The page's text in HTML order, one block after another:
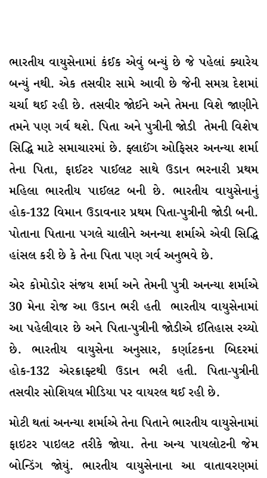
ભારતીય વાયુસેનામાં કંઈક એવું બન્યું છે જે પહેલાં ક્યારેય
બન્યું નથી. એક તસવીર સામે આવી છે જેની સમગ્ર દેશમાં
ચર્ચા થઈ રહી છે. તસવીર જોઈને અને તેમના વિશે જાણીને
તમને પણ ગર્વ થશે. પિતા અને પુત્રીની જોડી તેમની વિશેષ
સિદ્ધિ માટે સમાચારમાં છે. ફ્લાઈંગ ઓફિસર અનન્યા શર્મા
તેના પિતા, ફાઈટર પાઈલટ સાથે ઉડાન ભરનારી પ્રથમ
મહિલા ભારતીય પાઈલટ બની છે. ભારતીય વાયુસેનાનું
હોક-132 વિમાન ઉડાવનાર પ્રથમ પિતા-પુત્રીની જોડી બની.
પોતાના પિતાના પગલે ચાલીને અનન્યા શર્માએ એવી સિદ્ધિ
હાંસલ કરી છે કે તેના પિતા પણ ગર્વ અનુભવે છે.
એર કોમોડોર સંજય શર્મા અને તેમની પુત્રી અનન્યા શર્માએ
30 મેના રોજ આ ઉડાન ભરી હતી ભારતીય વાયુસેનામાં
આ પહેલીવાર છે અને પિતા-પુત્રીની જોડીએ ઈતિહાસ રચ્યો
છે. ભારતીય વાયુસેના અનુસાર, કર્ણાટકના બિદરમાં
હોક-132 એરક્રાફ્ટથી ઉડાન ભરી હતી. પિતા-પુત્રીની
તસવીર સોશિયલ મીડિયા પર વાયરલ થઈ રહી છે.
મોટી થતાં અનન્યા શર્માએ તેના પિતાને ભારતીય વાયુસેનામાં
ફાઇટર પાઇલટ તરીકે જોયા. તેના અન્ય પાયલોટની જેમ
બોન્ડિંગ જોયું. ભારતીય વાયુસેનાના આ વાતાવરણમાં